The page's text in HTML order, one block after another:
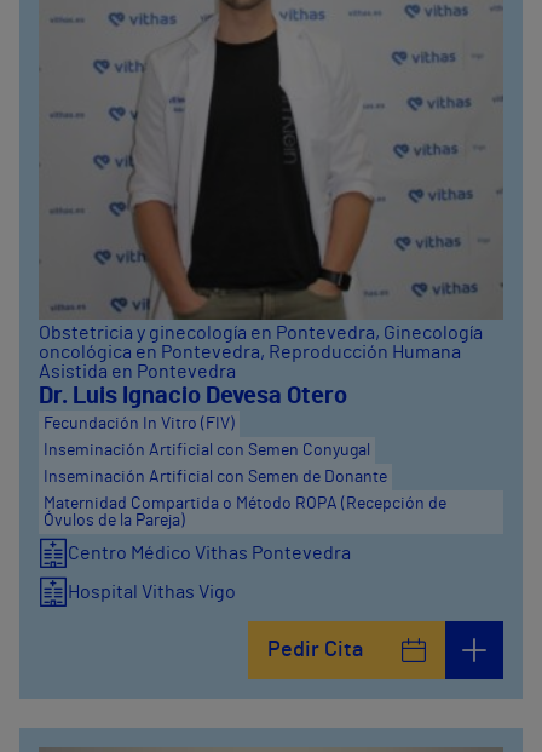
Obstetricia y ginecología en Pontevedra, Ginecología
oncológica en Pontevedra, Reproducción Humana
Asistida en Pontevedra
Dr. Luis Ignacio Devesa Otero
Fecundación In Vitro (FIV)
Inseminación Artificial con Semen Conyugal
Inseminación Artificial con Semen de Donante
Maternidad Compartida o Método ROPA (Recepción de
Óvulos de la Pareja)
Centro Médico Vithas Pontevedra
Hospital Vithas Vigo
Pedir Cita